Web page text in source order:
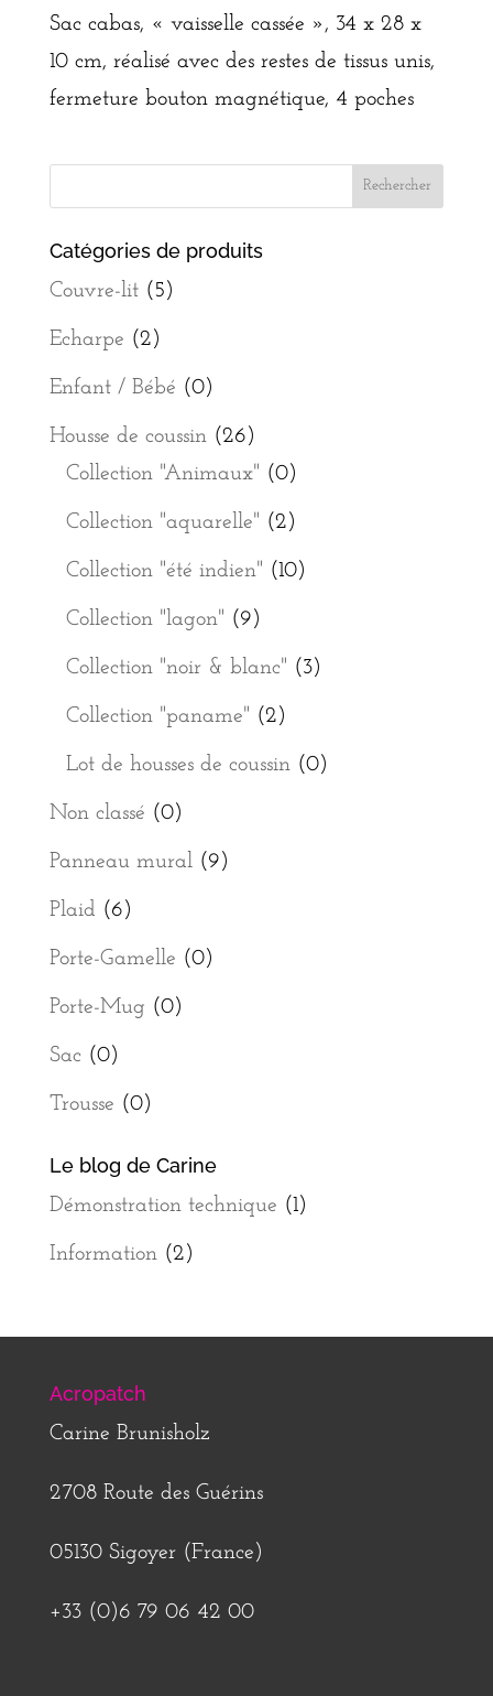
Sac cabas, « vaisselle cassée », 34 x 28 x
10 cm, réalisé avec des restes de tissus unis,
fermeture bouton magnétique, 4 poches
Catégories de produits
Couvre-lit (5)
Echarpe (2)
Enfant / Bébé (0)
Housse de coussin (26)
Collection "Animaux" (0)
Collection "aquarelle" (2)
Collection "été indien" (10)
Collection "lagon" (9)
Collection "noir & blanc" (3)
Collection "paname" (2)
Lot de housses de coussin (0)
Non classé (0)
Panneau mural (9)
Plaid (6)
Porte-Gamelle (0)
Porte-Mug (0)
Sac (0)
Trousse (0)
Le blog de Carine
Démonstration technique (1)
Information(2)
Acropatch
Carine Brunisholz
2708 Route des Guérins
05130 Sigoyer (France)
+33 (0)6 79 06 42 00